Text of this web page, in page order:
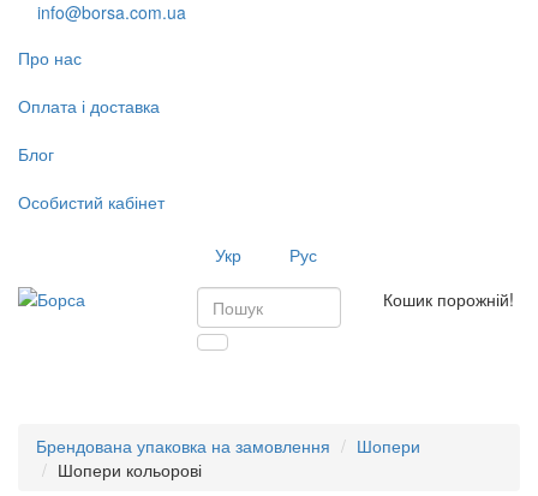
info@borsa.com.ua
Про нас
Оплата і доставка
Блог
Особистий кабінет
Укр
Рус
Кошик порожній!
Брендована упаковка на замовлення
Шопери
Шопери кольорові